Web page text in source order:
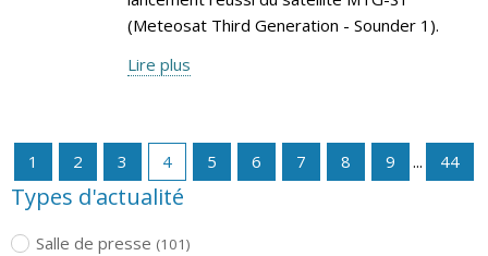
(Meteosat Third Generation - Sounder 1).
Lire plus
1 2 3 4 5 6 7 8 9 ... 44
Types d'actualité
Salle de presse (101)